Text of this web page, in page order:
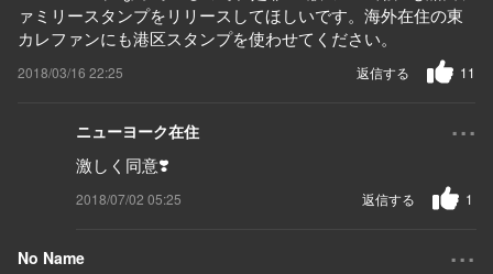
ァミリースタンプをリリースしてほしいです。海外在住の東
カレファンにも港区スタンプを使わせてください。
2018/03/16 22:25 11
返信する
ニューヨーク在住 ...
激しく同意❣️
2018/07/02 05:25 1
返信する
No Name ...